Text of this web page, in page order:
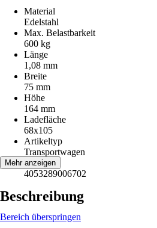
Material
Edelstahl
Max. Belastbarkeit
600 kg
Länge
1,08 mm
Breite
75 mm
Höhe
164 mm
Ladefläche
68x105
Artikeltyp
Transportwagen
EAN
4053289006702
Mehr anzeigen
Beschreibung
Bereich überspringen